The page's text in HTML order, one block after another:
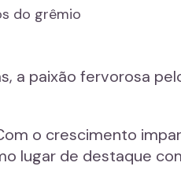
a paixão fervorosa
o crescimento
lugar de destaque